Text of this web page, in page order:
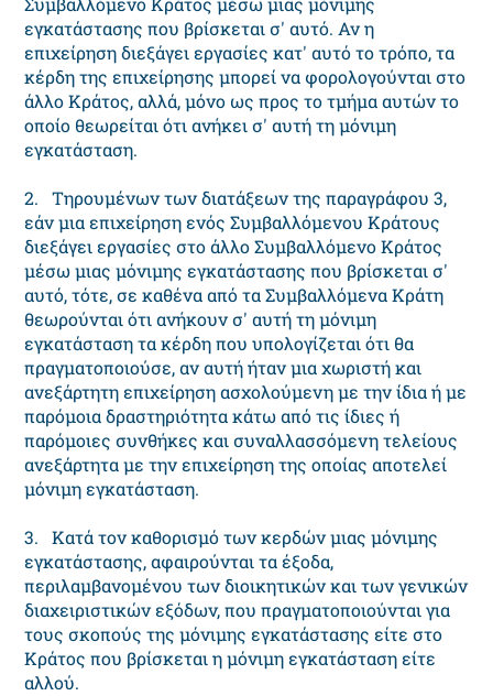
εγκατάστασης που βρίσκεται σ' αυτό. Αν η
επιχείρηση διεξάγει εργασίες κατ' αυτό το τρόπο, τα
κέρδη της επιχείρησης μπορεί να φορολογούνται στο
άλλο Κράτος, αλλά, μόνο ως προς το τμήμα αυτών το
οποίο θεωρείται ότι ανήκει σ' αυτή τη μόνιμη
εγκατάσταση.
2. Τηρουμένων των διατάξεων της παραγράφου 3,
εάν μια επιχείρηση ενός Συμβαλλόμενου Κράτους
διεξάγει εργασίες στο άλλο Συμβαλλόμενο Κράτος
μέσω μιας μόνιμης εγκατάστασης που βρίσκεται σ'
αυτό, τότε, σε καθένα από τα Συμβαλλόμενα Κράτη
θεωρούνται ότι ανήκουν σ' αυτή τη μόνιμη
εγκατάσταση τα κέρδη που υπολογίζεται ότι θα
πραγματοποιούσε, αν αυτή ήταν μια χωριστή και
ανεξάρτητη επιχείρηση ασχολούμενη με την ίδια ή με
παρόμοια δραστηριότητα κάτω από τις ίδιες ή
παρόμοιες συνθήκες και συναλλασσόμενη τελείους
ανεξάρτητα με την επιχείρηση της οποίας αποτελεί
μόνιμη εγκατάσταση.
3. Κατά τον καθορισμό των κερδών μιας μόνιμης
εγκατάστασης, αφαιρούνται τα έξοδα,
περιλαμβανομένου των διοικητικών και των γενικών
διαχειριστικών εξόδων, που πραγματοποιούνται για
τους σκοπούς της μόνιμης εγκατάστασης είτε στο
Κράτος που βρίσκεται η μόνιμη εγκατάσταση είτε
αλλού.